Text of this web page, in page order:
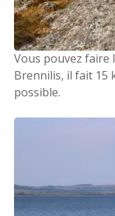
Vous pouvez faire
Brennilis, il fait 15
possible.